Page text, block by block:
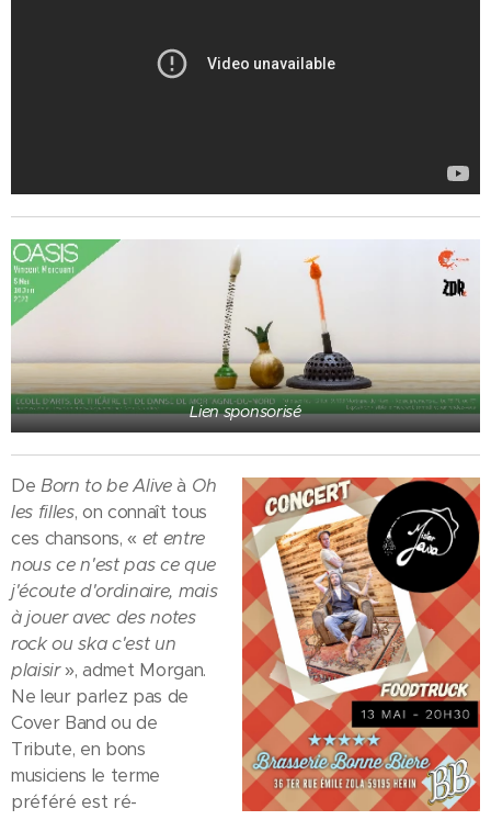
Lien sponsorisé
DeBorn to be Aliveà Oh
les filles, on connaît tous
ces chansons, « et entre
nous ce n'est pas ce que
j'écoute d'ordinaire, mais
à jouer avec des notes
rock ou ska c'est un
plaisir», admet Morgan.
Ne leur parlez pas de
Cover Band ou de
Tribute, en bons
musiciens le terme
préféré est ré-